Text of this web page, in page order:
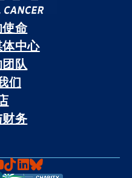
命
中心
队
们
务
TikTok
LinkedIn
Bluesky